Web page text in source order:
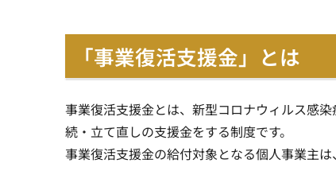
「事業復活支援金」とは
事業復活支援金とは、 新型コロナウィルス感
続・立て直しの支援金をする制度です。
事業復活支援金の給付対象となる個人事業主は